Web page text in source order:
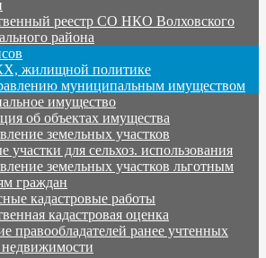
реестр СО НКО Волховского
района
жилищной политике
муниципальным имуществом
имущество
об объектах имущества
земельных участков
участки для сельхоз. использования
земельных участков льготным
граждан
кадастровые работы
кадастровая оценка
правообладателей ранее учтенных
недвижимости